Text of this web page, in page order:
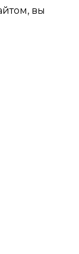
вы